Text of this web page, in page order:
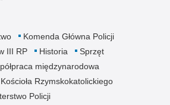
Komenda Główna Policji
III RP Historia
Sprzęt
międzynarodowa
Rzymskokatolickiego
Policji